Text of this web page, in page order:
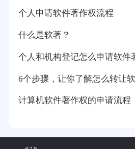
个人申请软件著作权流程
什么是软著？
个人和机构登记怎么申请软件
6个步骤，让你了解怎么转让
计算机软件著作权的申请流程